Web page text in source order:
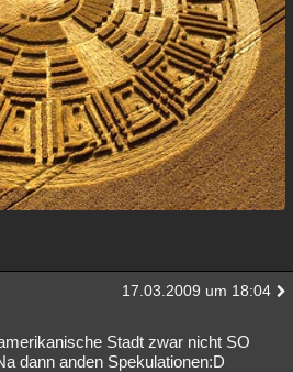
17.03.2009 um 18:04
Stadt zwar nicht SO
dann anden Spekulationen:D